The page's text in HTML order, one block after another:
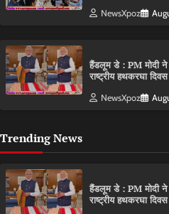
NewsXpoz
हैंडलूम डे : PM मोदी ने
राष्ट्रीय हथकरघा
NewsXpoz
Trending News
हैंडलूम डे : PM मोदी ने
राष्ट्रीय हथकरघा